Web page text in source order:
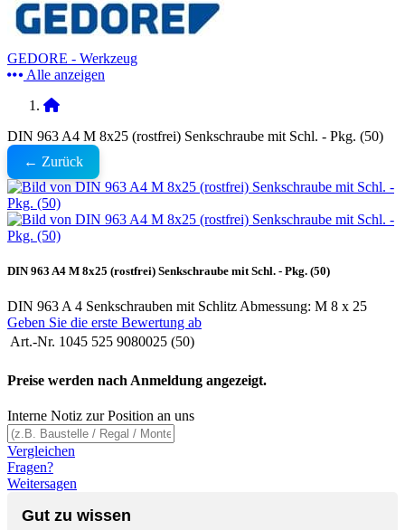
GEDORE - Werkzeug
Alle anzeigen
DIN 963 A4 M 8x25 (rostfrei) Senkschraube mit Schl. - Pkg. (50)
← Zurück
DIN 963 A4 M 8x25 (rostfrei) Senkschraube mit Schl. - Pkg. (50)
DIN 963 A 4 Senkschrauben mit Schlitz Abmessung: M 8 x 25
Geben Sie die erste Bewertung ab
Art.-Nr. 1045 525 9080025 (50)
Preise werden nach Anmeldung angezeigt.
Interne Notiz zur Position an uns
Vergleichen
Fragen?
Weitersagen
Gut zu wissen